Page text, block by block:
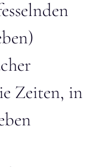
Zeiten, in